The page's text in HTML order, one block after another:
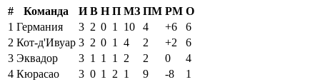
# Команда И В Н П МЗ ПМ РМ О
1 Германия 3 2 0 1 10 4 +6
6
2 Кот-д'Ивуар 3 2 0 1 4 2 +2
6
3 Эквадор 3 1 1 1 2 2 0
4
4 Кюрасао 3 0 1 2 1 9 -8
1